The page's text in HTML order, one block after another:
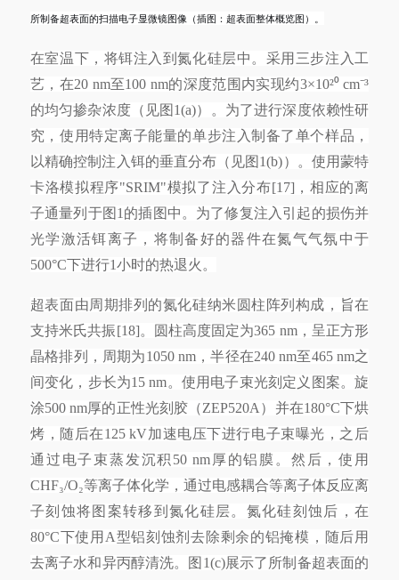
所制备超表面的扫描电子显微镜图像（插图：超表面整体概览图）。
在室温下，将铒注入到氮化硅层中。采用三步注入工
艺，在20 nm至100 nm的深度范围内实现约3×10²⁰ cm⁻³
的均匀掺杂浓度（见图1(a)）。为了进行深度依赖性研
究，使用特定离子能量的单步注入制备了单个样品，
以精确控制注入铒的垂直分布（见图1(b)）。使用蒙特
卡洛模拟程序"SRIM"模拟了注入分布[17]，相应的离
子通量列于图1的插图中。为了修复注入引起的损伤并
光学激活铒离子，将制备好的器件在氮气气氛中于
500°C下进行1小时的热退火。
超表面由周期排列的氮化硅纳米圆柱阵列构成，旨在
支持米氏共振[18]。圆柱高度固定为365 nm，呈正方形
晶格排列，周期为1050 nm，半径在240 nm至465 nm之
间变化，步长为15 nm。使用电子束光刻定义图案。旋
涂500 nm厚的正性光刻胶（ZEP520A）并在180°C下烘
烤，随后在125 kV加速电压下进行电子束曝光，之后
通过电子束蒸发沉积50 nm厚的铝膜。然后，使用
CHF₃/O₂等离子体化学，通过电感耦合等离子体反应离
子刻蚀将图案转移到氮化硅层。氮化硅刻蚀后，在
80°C下使用A型铝刻蚀剂去除剩余的铝掩模，随后用
去离子水和异丙醇清洗。图1(c)展示了所制备超表面的